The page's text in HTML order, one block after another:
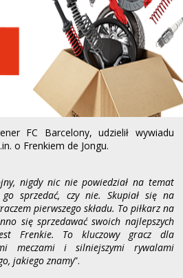
FC Barcelony, udzielił wywiadu
o Frenkiem de Jongu.
nigdy nic nie powiedział na temat
sprzedać, czy nie. Skupiał się na
pierwszego składu. To piłkarz na
się sprzedawać swoich najlepszych
Frenkie. To kluczowy gracz dla
meczami i silniejszymi rywalami
jakiego znamy”.